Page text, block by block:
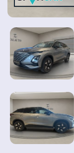
Vehículos
nuevos